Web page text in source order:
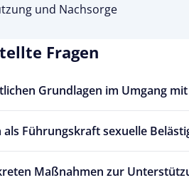
und Nachsorge
Fragen
Grundlagen im Umgang
als Führungskraft sexuelle
Maßnahmen zur